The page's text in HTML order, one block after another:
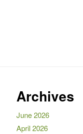
Archives
June 2026
April 2026